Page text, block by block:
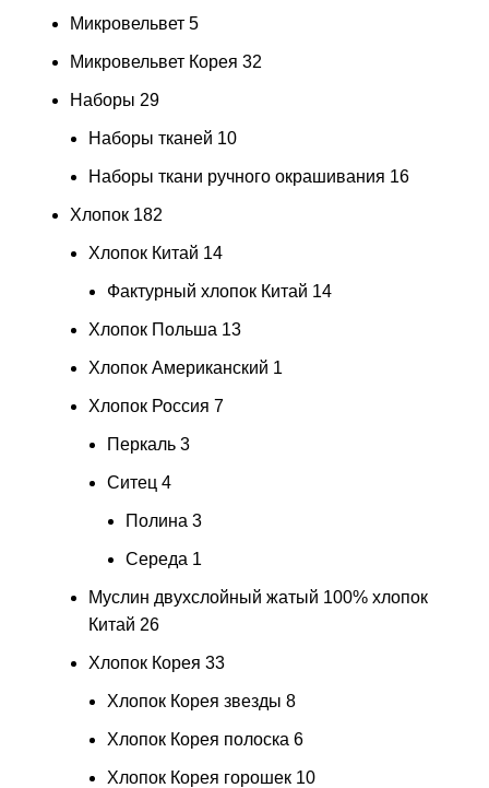
Микровельвет 5
Микровельвет Корея 32
Наборы 29
Наборы тканей 10
Наборы ткани ручного окрашивания 16
Хлопок 182
Хлопок Китай 14
Фактурный хлопок Китай 14
Хлопок Польша 13
Хлопок Американский 1
Хлопок Россия 7
Перкаль 3
Ситец 4
Полина 3
Середа 1
Муслин двухслойный жатый 100% хлопок
Китай 26
Хлопок Корея 33
Хлопок Корея звезды 8
Хлопок Корея полоска 6
Хлопок Корея горошек 10